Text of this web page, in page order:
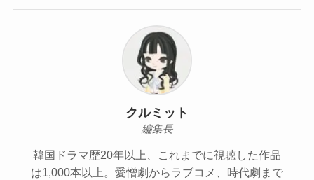
クルミット
編集長
韓国ドラマ歴20年以上、これまでに視聴した作品
は1,000本以上。愛憎劇からラブコメ、時代劇まで